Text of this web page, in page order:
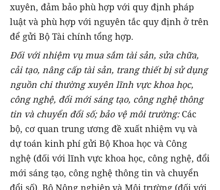
xuyên, đảm bảo phù hợp với quy định pháp
luật và phù hợp với nguyên tắc quy định ở trên
để gửi Bộ Tài chính tổng hợp.
Đối với nhiệm vụ mua sắm tài sản, sửa chữa,
cải tạo, nâng cấp tài sản, trang thiết bị sử dụng
nguồn chi thường xuyên lĩnh vực khoa học,
công nghệ, đổi mới sáng tạo, công nghệ thông
tin và chuyển đổi số; bảo vệ môi trường:Các
bộ, cơ quan trung ương đề xuất nhiệm vụ và
dự toán kinh phí gửi Bộ Khoa học và Công
nghệ (đối với lĩnh vực khoa học, công nghệ, đổi
mới sáng tạo, công nghệ thông tin và chuyển
đổi số), Bộ Nông nghiệp và Môi trường (đối với